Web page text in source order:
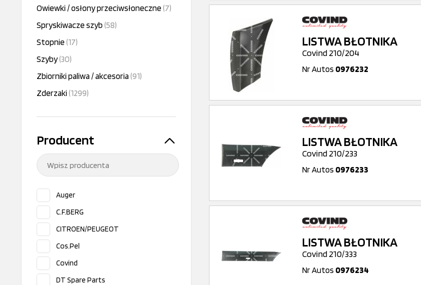
Owiewki / osłony przeciwsłoneczne (7)
Spryskiwacze szyb (58)
Stopnie (17)
Szyby(30)
Zbiorniki paliwa / akcesoria(91)
Zderzaki(1299)
Producent
Auger
C.F.BERG
CITROEN/PEUGEOT
Cos.Pel
Covind
DT Spare Parts
LISTWA BŁOTNIKA
Covind 210/204
Nr Autos 0976232
LISTWA BŁOTNIKA
Covind 210/233
Nr Autos 0976233
LISTWA BŁOTNIKA
Covind 210/333
Nr Autos 0976234